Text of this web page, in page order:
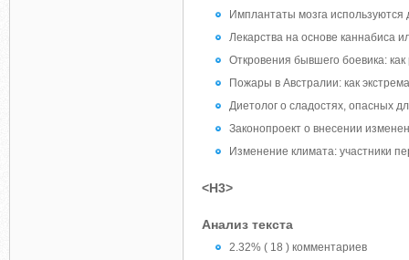
Имплантаты мозга
Лекарства на основе каннабиса
Откровения бывшего боевика:
Пожары в Австралии: как
Диетолог о сладостях, опасных
Законопроект о внесении
Изменение климата: участники
<H3>
Анализ текста
2.32% ( 18 ) комментариев